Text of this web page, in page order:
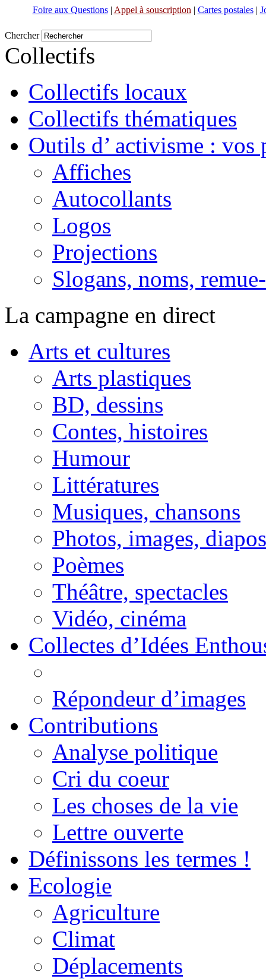
Foire aux Questions| Appel à souscription | Cartes postales|
Chercher
Collectifs
Collectifs locaux
Collectifs thématiques
Outils d’ activisme : vos
Affiches
Autocollants
Logos
Projections
Slogans, noms,
La campagne en direct
Arts et cultures
Arts plastiques
BD, dessins
Contes, histoires
Humour
Littératures
Musiques, chansons
Photos, images, diapos
Poèmes
Théâtre, spectacles
Vidéo, cinéma
Collectes d’Idées
Répondeur d’images
Contributions
Analyse politique
Cri du coeur
Les choses de la vie
Lettre ouverte
Définissons les termes !
Ecologie
Agriculture
Climat
Déplacements